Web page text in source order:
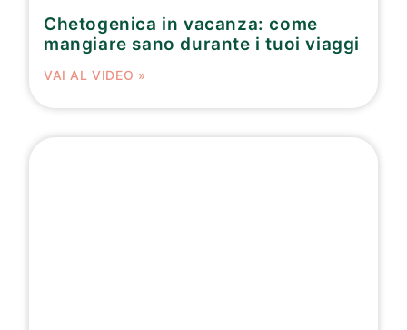
Chetogenica in vacanza: come
mangiare sano durante i tuoi viaggi
VAI AL VIDEO »